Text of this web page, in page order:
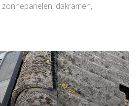
dakramen,